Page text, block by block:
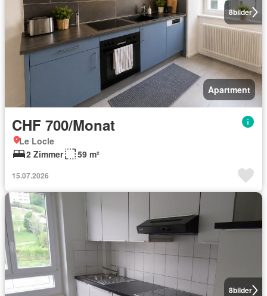
8bilder
Apartment
CHF 700/Monat
Le Locle
2 Zimmer
59 m²
15.07.2026
8bilder